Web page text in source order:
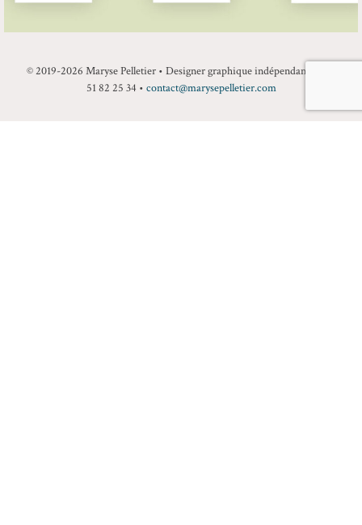
© 2019-2026 Maryse Pelletier • Designer graphique indépendante • 09
51 82 25 34 • contact@marysepelletier.com